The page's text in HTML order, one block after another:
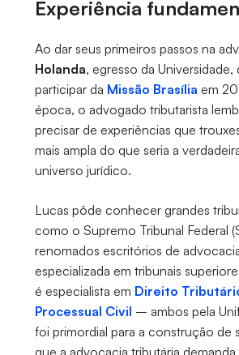
Experiência
Ao dar seus primeiros passos na
Holanda, egresso da Universidade,
participar da Missão Brasília em
época, o advogado tributarista
precisar de experiências que
mais ampla do que seria a
universo jurídico.
Lucas pôde conhecer grandes
como o Supremo Tribunal Federal
renomados escritórios de
especializada em tribunais
é especialista em Direito
Processual Civil – ambos pela
foi primordial para a construção de